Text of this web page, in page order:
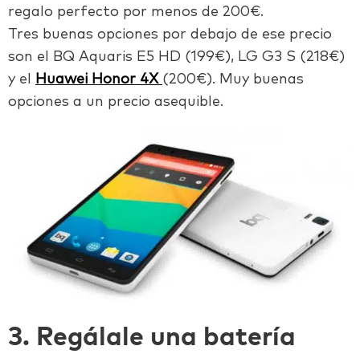
regalo perfecto por menos de 200€.
Tres buenas opciones por debajo de ese precio
son el BQ Aquaris E5 HD (199€), LG G3 S (218€)
y el
Huawei Honor 4X (200€). Muy buenas
opciones a un precio asequible.
3. Regálale una batería